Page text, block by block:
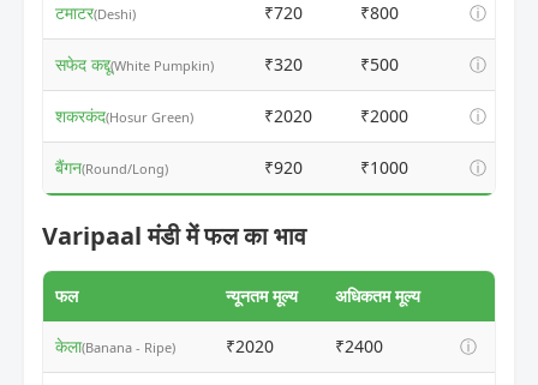
टमाटर(Deshi) ₹720 ₹800 ⓘ
सफेद कद्दू(White Pumpkin) ₹320 ₹500 ⓘ
शकरकंद(Hosur Green) ₹2020 ₹2000 ⓘ
बैंगन(Round/Long) ₹920 ₹1000 ⓘ
Varipaal मंडी में फल का भाव
फल न्यूनतम मूल्य अधिकतम मूल्य
केला(Banana - Ripe) ₹2020 ₹2400 ⓘ